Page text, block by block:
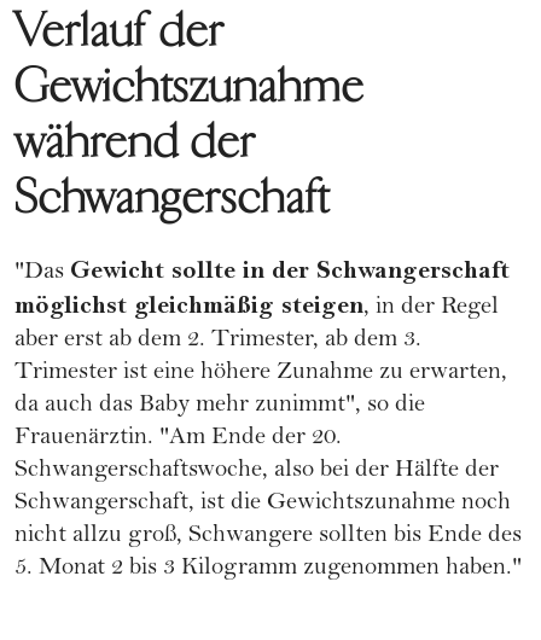
Verlauf der
Gewichtszunahme
während der
Schwangerschaft
"Das Gewicht sollte in der Schwangerschaft
möglichst gleichmäßig steigen, in der Regel
aber erst ab dem 2. Trimester, ab dem 3.
Trimester ist eine höhere Zunahme zu erwarten,
da auch das Baby mehr zunimmt", so die
Frauenärztin. "Am Ende der 20.
Schwangerschaftswoche, also bei der Hälfte der
Schwangerschaft, ist die Gewichtszunahme noch
nicht allzu groß, Schwangere sollten bis Ende des
5. Monat 2 bis 3 Kilogramm zugenommen haben."